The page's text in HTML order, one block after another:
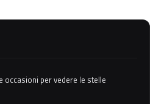
occasioni per vedere le stelle